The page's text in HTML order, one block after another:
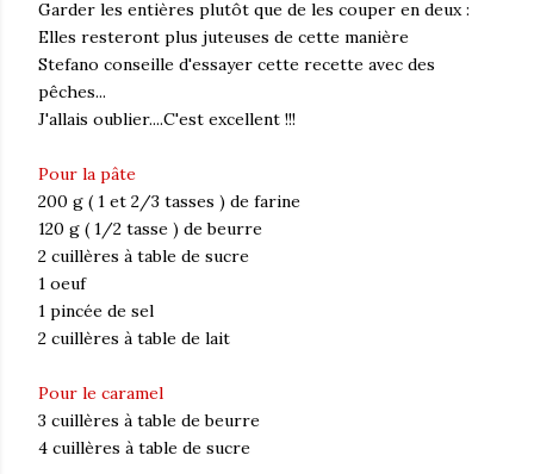
Garder les entières plutôt que de les couper en deux :
Elles resteront plus juteuses de cette manière
Stefano conseille d'essayer cette recette avec des
pêches...
J'allais oublier....C'est excellent !!!
Pour la pâte
200 g ( 1 et 2/3 tasses ) de farine
120 g ( 1/2 tasse ) de beurre
2 cuillères à table de sucre
1 oeuf
1 pincée de sel
2 cuillères à table de lait
Pour le caramel
3 cuillères à table de beurre
4 cuillères à table de sucre